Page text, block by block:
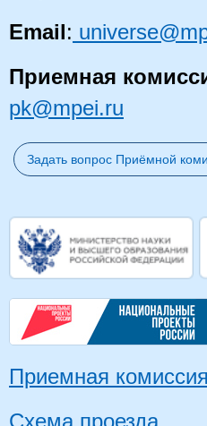
Email:
Приемная
pk@mpei.ru
Задать вопрос Приёмной
Приемная комиссия
Схема проезда